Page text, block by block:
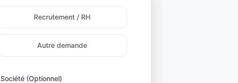
Recrutement / RH
Autre demande
Société (Optionnel)